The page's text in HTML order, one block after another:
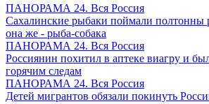
ПАНОРАМА 24. Вся Россия
Сахалинские рыбаки поймали полтонны
она же - рыба-собака
ПАНОРАМА 24. Вся Россия
Россиянин похитил в аптеке виагру и
горячим следам
ПАНОРАМА 24. Вся Россия
Детей мигрантов обязали покинуть